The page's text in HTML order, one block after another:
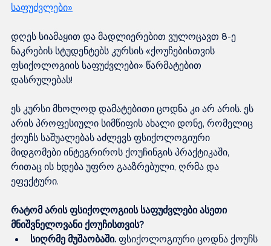
საფუძვლები»
დღეს სიამაყით და მადლიერებით ვულოცავთ 8-ე
ნაკრების სტუდენტებს კურსის «ქოუჩებისთვის
ფსიქოლოგიის საფუძვლები» წარმატებით
დასრულებას!
ეს კურსი მხოლოდ დამატებითი ცოდნა კი არ არის. ეს
არის პროფესიული სიმწიფის ახალი დონე, რომელიც
ქოუჩს საშუალებას აძლევს ფსიქოლოგიური
მიდგომები ინტეგრიროს ქოუჩინგის პრაქტიკაში,
რითაც ის ხდება უფრო გააზრებული, ღრმა და
ეფექტური.
რატომ არის ფსიქოლოგიის საფუძვლები ასეთი
მნიშვნელოვანი ქოუჩისთვის?
სიღრმე მუშაობაში. ფსიქოლოგიური ცოდნა ქოუჩს